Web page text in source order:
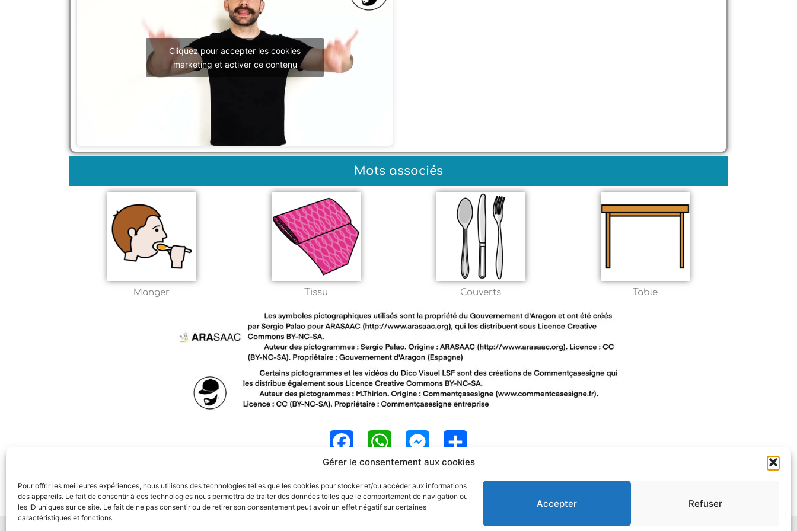
Gérer le consentement aux cookies
Pour offrir les meilleures expériences, nous utilisons des technologies telles que les cookies pour stocker et/ou accéder aux informations
des appareils. Le fait de consentir à ces technologies nous permettra de traiter des données telles que le comportement de navigation ou
les ID uniques sur ce site. Le fait de ne pas consentir ou de retirer son consentement peut avoir un effet négatif sur certaines
caractéristiques et fonctions.
Accepter Refuser
Cliquez pour accepter les cookies
marketing et activer ce contenu
Mots associés
Manger Tissu Couverts Table
F
a
c
e
W
h
a
t
M
e
s
s
P
a
r